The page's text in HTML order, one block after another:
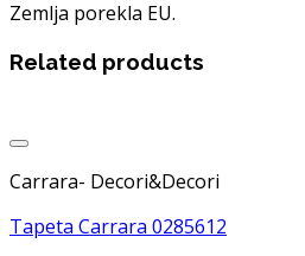
Zemlja porekla EU.
Related products
Carrara- Decori&Decori
Tapeta Carrara 0285612